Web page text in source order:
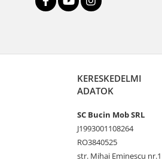
KERESKEDELMI
ADATOK
SC Bucin Mob SRL
J1993001108264
RO3840525
str. Mihai Eminescu